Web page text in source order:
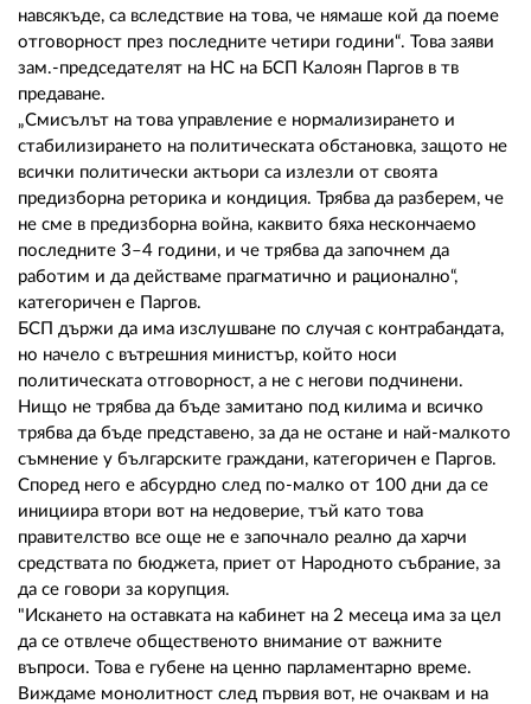
навсякъде, са вследствие на това, че нямаше кой да поеме
отговорност през последните четири години“. Това заяви
зам.-председателят на НС на БСП Калоян Паргов в тв
предаване.
„Смисълът на това управление е нормализирането и
стабилизирането на политическата обстановка, защото не
всички политически актьори са излезли от своята
предизборна реторика и кондиция. Трябва да разберем, че
не сме в предизборна война, каквито бяха нескончаемо
последните 3–4 години, и че трябва да започнем да
работим и да действаме прагматично и рационално“,
категоричен е Паргов.
БСП държи да има изслушване по случая с контрабандата,
но начело с вътрешния министър, който носи
политическата отговорност, а не с негови подчинени.
Нищо не трябва да бъде замитано под килима и всичко
трябва да бъде представено, за да не остане и най-малкото
съмнение у българските граждани, категоричен е Паргов.
Според него е абсурдно след по-малко от 100 дни да се
инициира втори вот на недоверие, тъй като това
правителство все още не е започнало реално да харчи
средствата по бюджета, приет от Народното събрание, за
да се говори за корупция.
"Искането на оставката на кабинет на 2 месеца има за цел
да се отвлече общественото внимание от важните
въпроси. Това е губене на ценно парламентарно време.
Виждаме монолитност след първия вот, не очаквам и на